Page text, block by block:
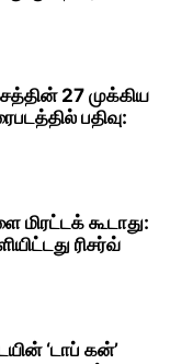
27 முக்கிய
பதிவு:
கூடாது:
ரிசர்வ்
‘டாப் கன்’